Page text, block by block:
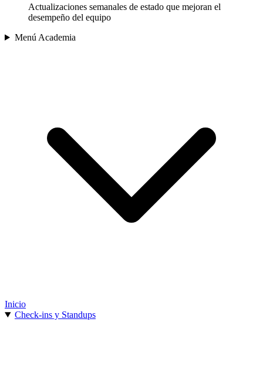
Actualizaciones semanales de estado que mejoran el
desempeño del equipo
Menú Academia
Inicio
Check-ins y Standups